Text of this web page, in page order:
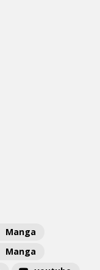
Manga
Manga